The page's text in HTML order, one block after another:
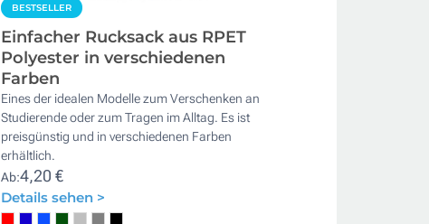
BESTSELLER
Einfacher Rucksack aus RPET
Polyester in verschiedenen
Farben
Eines der idealen Modelle zum Verschenken an
Studierende oder zum Tragen im Alltag. Es ist
preisgünstig und in verschiedenen Farben
erhältlich.
Ab:4,20 €
Details sehen >